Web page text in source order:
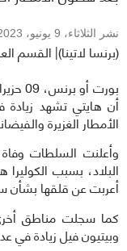
نشر الثلاثاء، 9 يونيو، 2023
(برنسا لاتينا)| القسم
بورت
أن هايتي تشهد زيادة
الأمطار الغزيرة
وأعلنت السلطات
البلاد، بسبب
أعربت عن قلقها بشأن
كما سجلت مناطق
وبيتيون فيل زيادة في